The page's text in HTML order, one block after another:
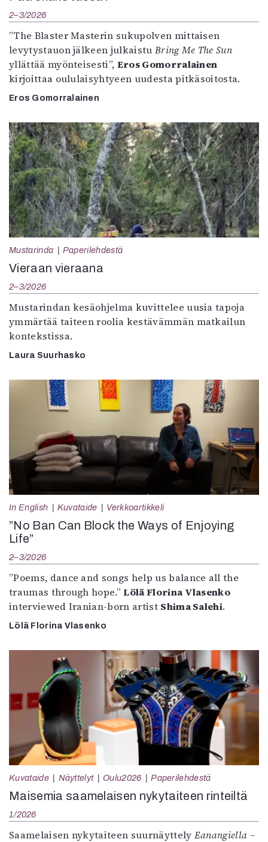
2–3/2026
”The Blaster Masterin sukupolven mittaisen
levytystauon jälkeen julkaistu Bring Me The Sun
yllättää myönteisesti”, Eros Gomorralainen
kirjoittaa oululaisyhtyeen uudesta pitkäsoitosta.
Eros Gomorralainen
Mustarinda Paperilehdestä
Vieraan vieraana
2–3/2026
Mustarindan kesäohjelma kuvittelee uusia tapoja
ymmärtää taiteen roolia kestävämmän matkailun
kontekstissa.
Laura Suurhasko
In English Kuvataide Verkkoartikkeli
”No Ban Can Block the Ways of Enjoying
Life”
2–3/2026
”Poems, dance and songs help us balance all the
traumas through hope.”Lölä Florina Vlasenko
interviewed Iranian-born artist Shima Salehi.
Lölä Florina Vlasenko
Kuvataide Näyttelyt Oulu2026 Paperilehdestä
Maisemia saamelaisen nykytaiteen rinteiltä
1/2026
Saamelaisen nykytaiteen suurnäyttely Eanangiella –